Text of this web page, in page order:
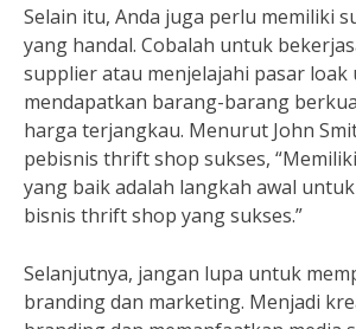
Selain itu, Anda juga perlu memiliki
yang handal. Cobalah untuk
supplier atau menjelajahi pasar loak
mendapatkan barang-barang
harga terjangkau. Menurut John
pebisnis thrift shop sukses,
yang baik adalah langkah awal
bisnis thrift shop yang sukses.”
Selanjutnya, jangan lupa untuk
branding dan marketing. Menjadi